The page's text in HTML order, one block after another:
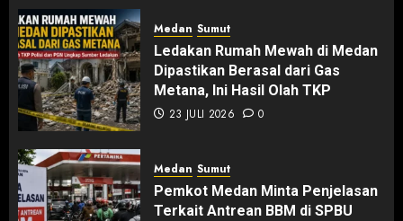
Medan Sumut
Ledakan Rumah Mewah di Medan
Dipastikan Berasal dari Gas
Metana, Ini Hasil Olah TKP
23 JULI 2026 0
Medan Sumut
Pemkot Medan Minta Penjelasan
Terkait Antrean BBM di SPBU